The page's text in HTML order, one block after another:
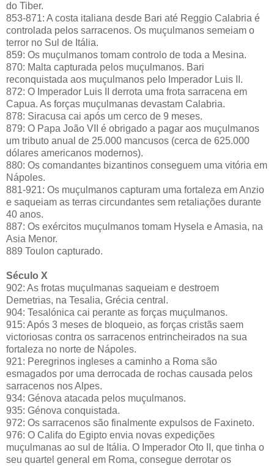
do Tiber.
853-871: A costa italiana desde Bari até Reggio Calabria é
controlada pelos sarracenos. Os muçulmanos semeiam o
terror no Sul de Itália.
859: Os muçulmanos tomam controlo de toda a Mesina.
870: Malta capturada pelos muçulmanos. Bari
reconquistada aos muçulmanos pelo Imperador Luis II.
872: O Imperador Luis II derrota uma frota sarracena em
Capua. As forças muçulmanas devastam Calabria.
878: Siracusa cai após um cerco de 9 meses.
879: O Papa João VII é obrigado a pagar aos muçulmanos
um tributo anual de 25.000 mancusos (cerca de 625.000
dólares americanos modernos).
880: Os comandantes bizantinos conseguem uma vitória em
Nápoles.
881-921: Os muçulmanos capturam uma fortaleza em Anzio
e saqueiam as terras circundantes sem retaliações durante
40 anos.
887: Os exércitos muçulmanos tomam Hysela e Amasia, na
Asia Menor.
889 Toulon capturado.
Século X
902: As frotas muçulmanas saqueiam e destroem
Demetrias, na Tesalia, Grécia central.
904: Tesalónica cai perante as forças muçulmanos.
915: Após 3 meses de bloqueio, as forças cristãs saem
victoriosas contra os sarracenos entrincheirados na sua
fortaleza no norte de Nápoles.
921: Peregrinos ingleses a caminho a Roma são
esmagados por uma derrocada de rochas causada pelos
sarracenos nos Alpes.
934: Génova atacada pelos muçulmanos.
935: Génova conquistada.
972: Os sarracenos são finalmente expulsos de Faxineto.
976: O Califa do Egipto envia novas expedições
muçulmanas ao sul de Itália. O Imperador Oto II, que tinha o
seu quartel general em Roma, consegue derrotar os